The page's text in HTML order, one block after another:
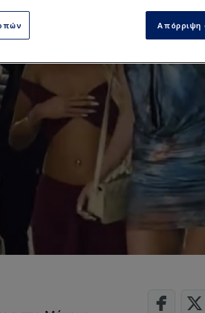
Απόρριψη